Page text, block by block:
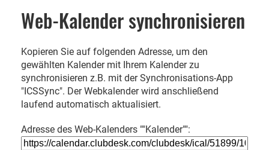
Web-Kalender synchronisieren
Kopieren Sie auf folgenden Adresse, um den
gewählten Kalender mit Ihrem Kalender zu
synchronisieren z.B. mit der Synchronisations-App
"ICSSync". Der Webkalender wird anschließend
laufend automatisch aktualisiert.
Adresse des Web-Kalenders ""Kalender"":